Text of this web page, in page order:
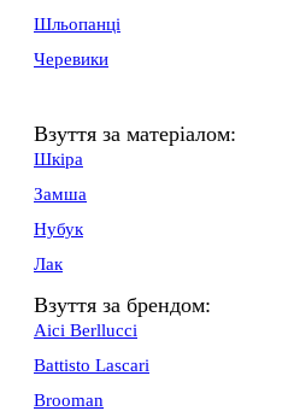
Шльопанці
Черевики
Взуття за матеріалом:
Шкіра
Замша
Нубук
Лак
Взуття за брендом:
Aici Berllucci
Battisto Lascari
Brooman